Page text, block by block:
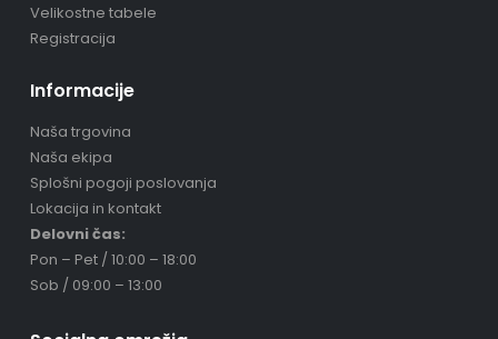
Velikostne tabele
Registracija
Informacije
Naša trgovina
Naša ekipa
Splošni pogoji poslovanja
Lokacija in kontakt
Delovni čas:
Pon – Pet / 10:00 – 18:00
Sob / 09:00 – 13:00